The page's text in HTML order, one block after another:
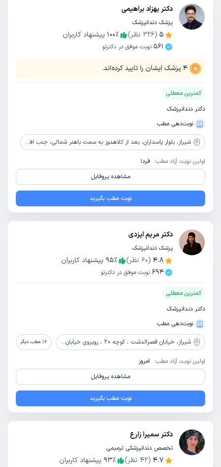
دکتر بهزاد براهیمی
پزشک دندانپزشک
5
(
326 نظر) 100٪
پیشنهاد کاربران
561 نوبت موفق در دکترتو
4 پزشک ایشان را تایید کرده‌اند.
کمترین معطلی
دکتر دندانپزشک
نوبت‌دهی مطب
شیراز، بلوار پاسداران، بعد از کلاهدوز به سمت باهنر شمالی، جنب افق کوروش، ساختمان 3A، طبقه 3، واحد 6
اولین نوبت آزاد مطب: فردا
مشاهده پروفایل
نوبت مطب بگیرید
دکتر مریم ایزدی
پزشک دندانپزشک
4.8
(
60 نظر) 95٪
پیشنهاد کاربران
694 نوبت موفق در دکترتو
کمترین معطلی
دکتر دندانپزشک
نوبت‌دهی مطب
شیراز، خیابان قصرالدشت ، کوچه 20 ، روبروی خیابان برق ، جنب مرکز خرید ، طبقه دوم +
1 مطب دیگر
اولین نوبت آزاد مطب: امروز
مشاهده پروفایل
نوبت مطب بگیرید
دکتر سمیرا زارع
تخصص دندانپزشکی ترمیمی
4.7
(
42 نظر) 93٪ پیشنهاد کاربران